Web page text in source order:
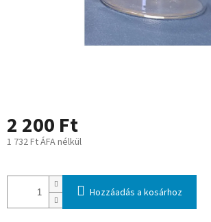
2 200 Ft
1 732 Ft ÁFA nélkül
Hozzáadás a kosárhoz